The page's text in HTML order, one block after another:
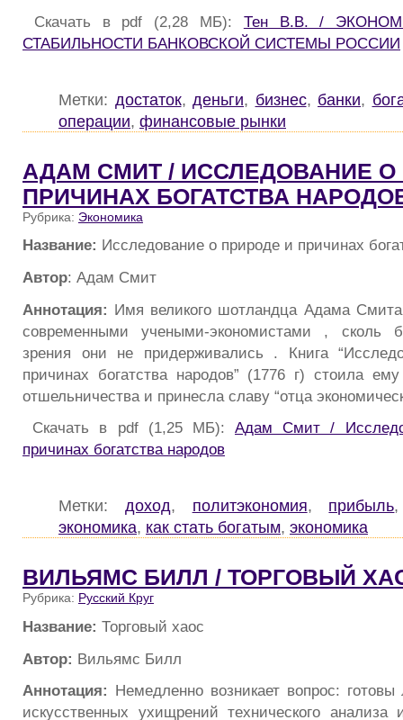
Скачать в pdf (2,28 МБ): Тен В.В. /
СТАБИЛЬНОСТИ БАНКОВСКОЙ СИСТЕМЫ РОССИИ
Метки: достаток, деньги, бизнес, банки,
операции, финансовые рынки
АДАМ СМИТ / ИССЛЕДОВАНИЕ О
ПРИЧИНАХ БОГАТСТВА
Рубрика: Экономика
Название: Исследование о природе и причинах
Автор: Адам Смит
Аннотация: Имя великого шотландца Адама
современными учеными-экономистами , сколь
зрения они не придерживались . Книга
причинах богатства народов” (1776 г) стоила
отшельничества и принесла славу “отца
Скачать в pdf (1,25 МБ): Адам Смит /
причинах богатства народов
Метки: доход, политэкономия, прибыль
экономика, как стать богатым, экономика
ВИЛЬЯМС БИЛЛ / ТОРГОВЫЙ
Рубрика: Русский Круг
Название: Торговый хаос
Автор: Вильямс Билл
Аннотация: Немедленно возникает вопрос:
искусственных ухищрений технического анализа